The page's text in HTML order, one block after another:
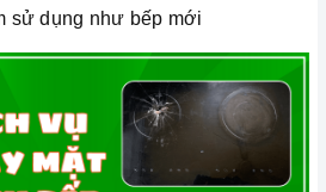
sử dụng như bếp mới